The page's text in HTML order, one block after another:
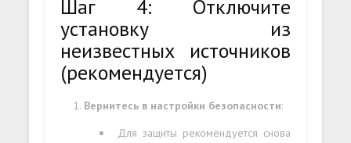
Шаг 4: Отключите
установку из
неизвестных источников
(рекомендуется)
Вернитесь в настройки безопасности:
Для защиты рекомендуется снова